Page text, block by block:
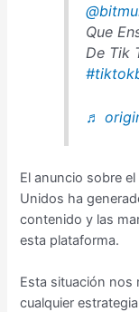
Que
De Tik
♬
El anuncio sobre
Unidos ha
contenido y las
esta plataforma.
Esta situación nos
cualquier